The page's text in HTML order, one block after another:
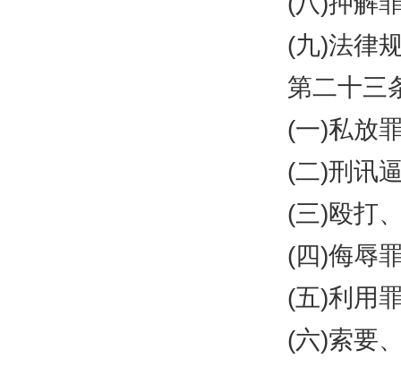
(九)法律
第二十三条
(一)私放
(二)刑讯
(三)殴打
(四)侮辱
(五)利用
(六)索要